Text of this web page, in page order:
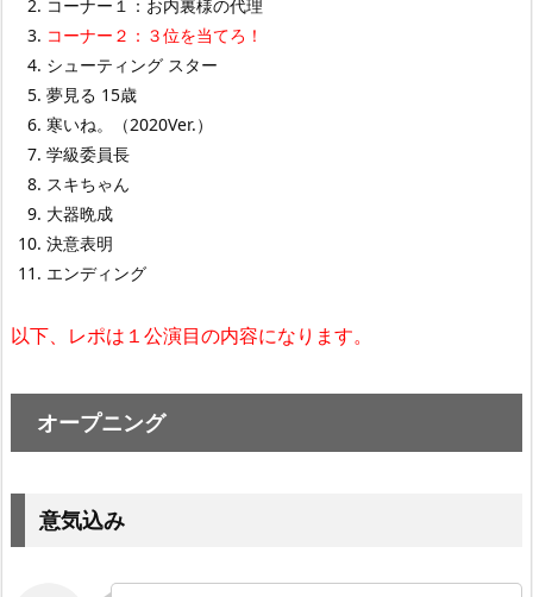
コーナー１：お内裏様の代理
コーナー２：３位を当てろ！
シューティング スター
夢見る 15歳
寒いね。（2020Ver.）
学級委員長
スキちゃん
大器晩成
決意表明
エンディング
以下、レポは１公演目の内容になります。
オープニング
意気込み